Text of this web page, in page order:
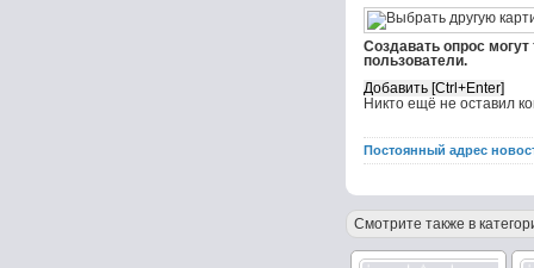
Создавать опрос
пользователи.
Никто ещё не оставил
Постоянный адрес
Смотрите также в